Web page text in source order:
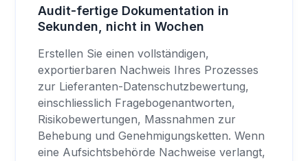
Audit-fertige Dokumentation in
Sekunden, nicht in Wochen
Erstellen Sie einen vollständigen,
exportierbaren Nachweis Ihres Prozesses
zur Lieferanten-Datenschutzbewertung,
einschliesslich Fragebogenantworten,
Risikobewertungen, Massnahmen zur
Behebung und Genehmigungsketten. Wenn
eine Aufsichtsbehörde Nachweise verlangt,